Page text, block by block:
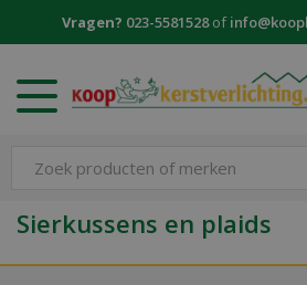
Vragen? 023-5581528of
Sierkussens en plaids